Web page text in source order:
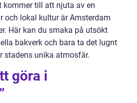
kommer till att njuta av en
och lokal kultur är Amsterdam
Här kan du smaka på utsökt
bakverk och bara ta det lugnt
stadens unika atmosfär.
göra i